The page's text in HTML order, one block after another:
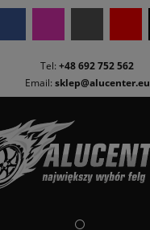
Tel: +48 692 752 562
Email: sklep@alucenter.eu